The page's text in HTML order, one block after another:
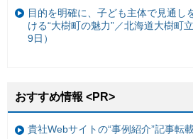
目的を明確に、子ども主体で見通
ける“大樹町の魅力”／北海道大樹町
9日）
おすすめ情報 <PR>
貴社Webサイトの“事例紹介”記事転